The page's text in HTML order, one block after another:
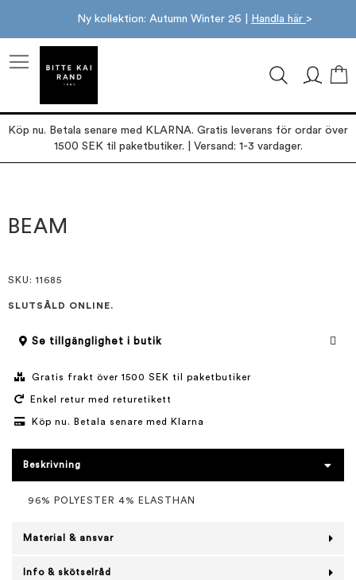
Ny kollektion: Autumn Winter 26 | Handla här >
Köp nu. Betala senare med KLARNA. Gratis leverans för ordar över
1500 SEK til paketbutiker. | Versand: 1-3 vardager.
slutet
av
början
av
BEAM
SKU : 11685
SLUTSÅLD ONLINE.
Se tillgänglighet i butik
Gratis frakt över 1500 SEK til paketbutiker
Enkel retur med returetikett
Köp nu. Betala senare med Klarna
Beskrivning
96% POLYESTER 4% ELASTHAN
Material & ansvar
Info & skötselråd